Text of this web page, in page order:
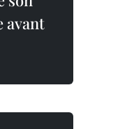
avant